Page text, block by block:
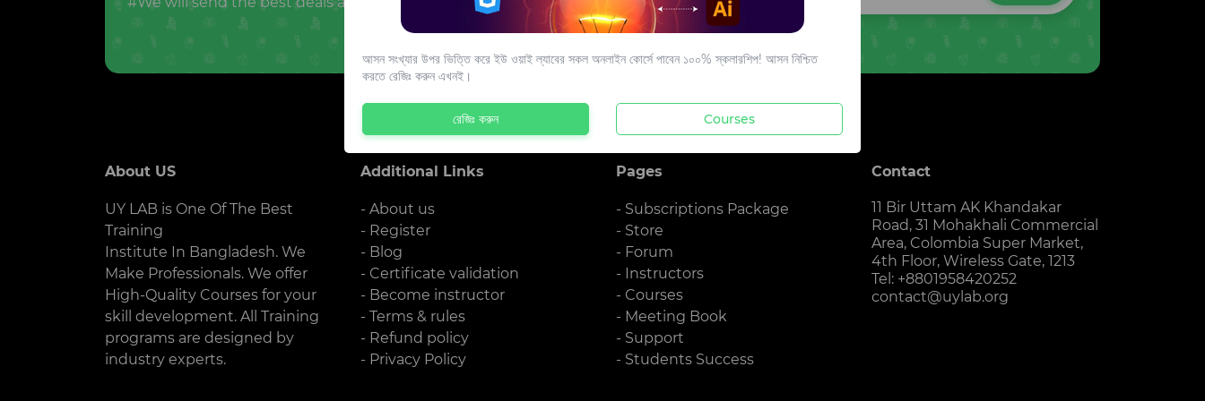
About US
UY LAB is One Of The Best
Training
Institute In Bangladesh. We
Make Professionals. We offer
High-Quality Courses for your
skill development. All Training
programs are designed by
industry experts.
Additional Links
- About us
- Register
- Blog
- Certificate validation
- Become instructor
- Terms & rules
- Refund policy
- Privacy Policy
Pages
- Subscriptions Package
- Store
- Forum
- Instructors
- Courses
- Meeting Book
- Support
- Students Success
Contact
11 Bir Uttam AK Khandakar
Road, 31 Mohakhali Commercial
Area, Colombia Super Market,
4th Floor, Wireless Gate, 1213
Tel: +8801958420252
contact@uylab.org
আসন সংখ্যার উপর ভিত্তি করে ইউ ওয়াই ল্যাবের সকল অনলাইন কোর্সে পাবেন ১০০% স্কলারশিপ! আসন নিশ্চিত
করতে রেজিঃ করুন এখনই।
রেজিঃ করুন Courses